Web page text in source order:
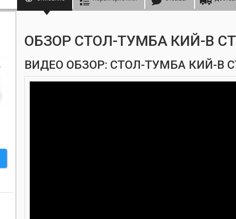
ОБЗОР СТОЛ-ТУМБА КИЙ-В
ВИДЕО ОБЗОР: СТОЛ-ТУМБА КИЙ-В